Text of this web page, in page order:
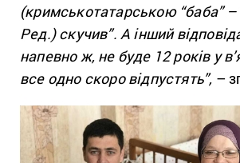
(кримськотатарською “баба”
Ред.) скучив”. А інший
напевно ж, не буде 12 років у
все одно скоро відпустять”, –